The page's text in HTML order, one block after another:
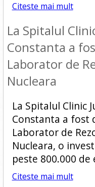
Citeste mai mult
La Spitalul
Constanta a
Laborator de
Nucleara
La Spitalul Clinic
Constanta a fost
Laborator de
Nucleara, o
peste 800.000 de
Citeste mai mult